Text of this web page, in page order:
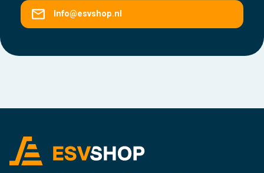
Info@esvshop.nl